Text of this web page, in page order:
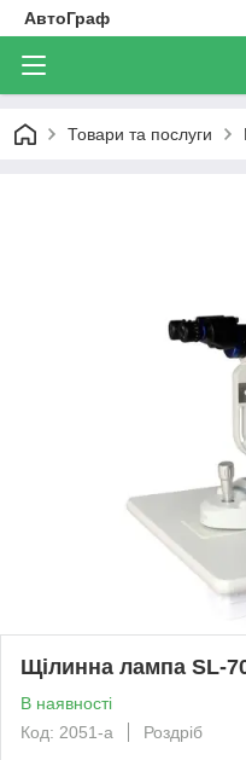
АвтоГраф
Товари та послуги
Щілинна лампа SL-
В наявності
Код: 2051-а
Роздріб